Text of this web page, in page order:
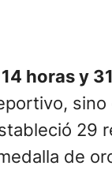
horas y
sino
29
de